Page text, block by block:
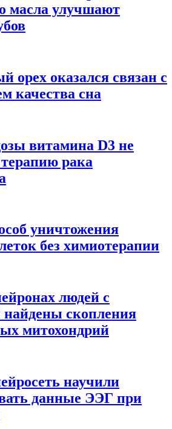
масла улучшают
орех оказался связан с
качества сна
витамина D3 не
рака
уничтожения
без химиотерапии
людей с
найдены скопления
митохондрий
научили
данные ЭЭГ при